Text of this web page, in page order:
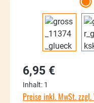
Regulärer Preis:
6,95 €
Inhalt: 1
Preise inkl. MwSt.